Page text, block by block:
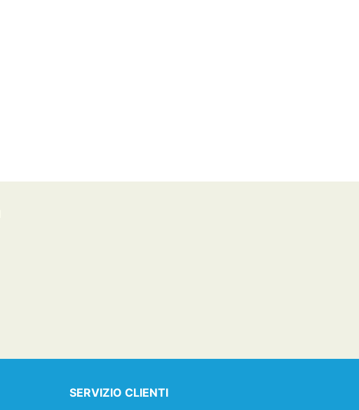
SERVIZIO CLIENTI